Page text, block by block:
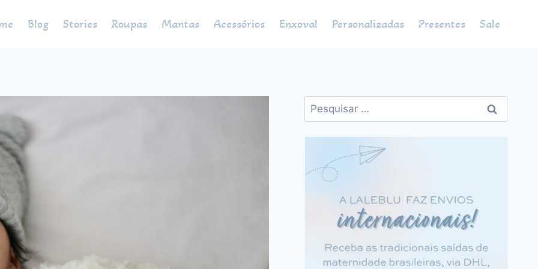
Blog Stories Roupas Mantas Acessórios Enxoval Personalizadas Presentes Sale
Pesquisar
por: